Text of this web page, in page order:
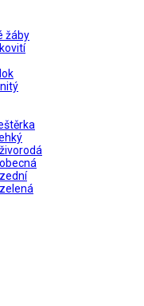
žáby